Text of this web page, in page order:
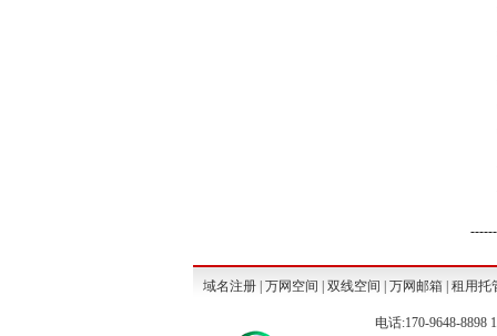
域名注册 万网空间 双线空间 万网邮箱 租用托
电话:170-9648-8898